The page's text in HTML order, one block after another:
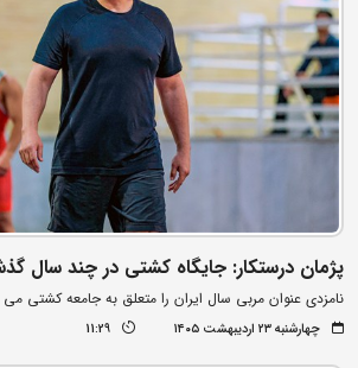
پژمان درستکار: جایگاه کشتی در چند سال
نامزدی عنوان مربی سال ایران را متعلق به جامعه کشتی می
چهارشنبه ۲۳ اردیبهشت ۱۴۰۵ 11:29